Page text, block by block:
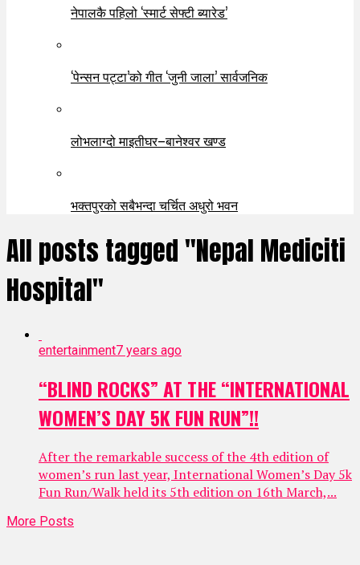
नेपालकै पहिलो ‘स्मार्ट सेफ्टी ब्यारेड’
‘पेन्सन पट्टा’को गीत ‘जुनी जाला’ सार्वजनिक
लोभलाग्दो माइतीघर–बानेश्वर खण्ड
भक्तपुरको सबैभन्दा चर्चित अधुरो भवन
All posts tagged "Nepal Mediciti
Hospital"
entertainment7 years ago
“BLIND ROCKS” AT THE “INTERNATIONAL
WOMEN’S DAY 5K FUN RUN”!!
After the remarkable success of the 4th edition of
women’s run last year, International Women’s Day 5k
Fun Run/Walk held its 5th edition on 16th March,...
More Posts